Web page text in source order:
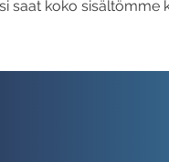
saat koko sisältömme